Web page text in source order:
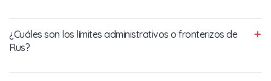
¿Cuáles son los límites administrativos o fronterizos de
Rus?